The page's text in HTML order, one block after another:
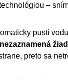
–
pustí
preto sa